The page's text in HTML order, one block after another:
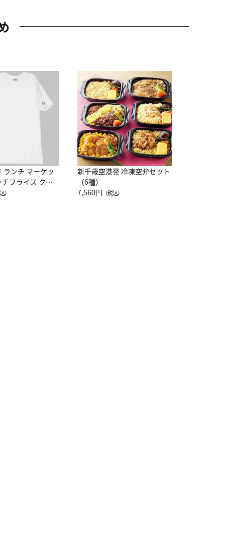
ランチ マーケッ
チフライス クル
半袖Ｔシャツ
）
新千歳空港発 冷凍空弁セット
（6種）
7,560円 （税込）